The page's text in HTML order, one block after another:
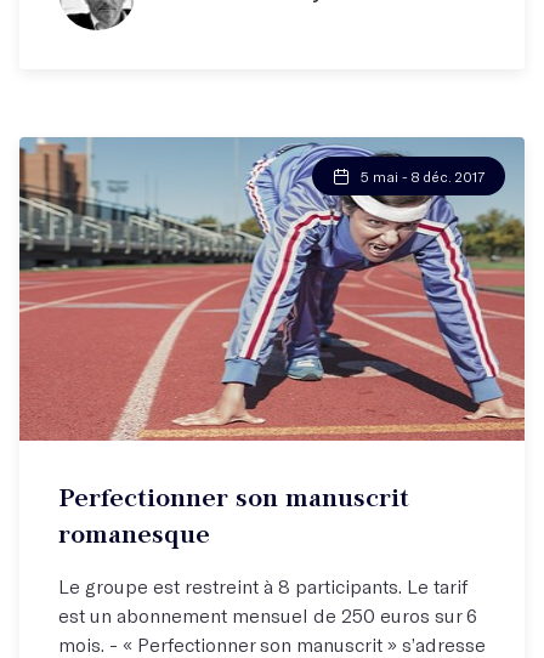
5 mai - 8 déc. 2017
Perfectionner son manuscrit
romanesque
Le groupe est restreint à 8 participants. Le tarif
est un abonnement mensuel de 250 euros sur 6
mois. - « Perfectionner son manuscrit » s’adresse